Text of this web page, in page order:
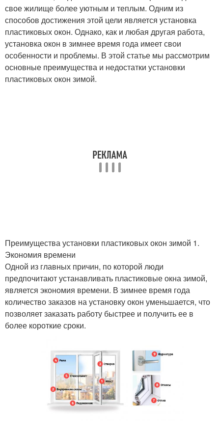
свое жилище более уютным и теплым. Одним из
способов достижения этой цели является установка
пластиковых окон. Однако, как и любая другая работа,
установка окон в зимнее время года имеет свои
особенности и проблемы. В этой статье мы рассмотрим
основные преимущества и недостатки установки
пластиковых окон зимой.
Преимущества установки пластиковых окон зимой 1.
Экономия времени
Одной из главных причин, по которой люди
предпочитают устанавливать пластиковые окна зимой,
является экономия времени. В зимнее время года
количество заказов на установку окон уменьшается, что
позволяет заказать работу быстрее и получить ее в
более короткие сроки.